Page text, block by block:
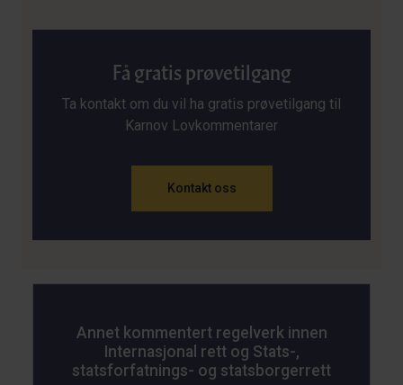
Få gratis prøvetilgang
Ta kontakt om du vil ha gratis prøvetilgang til
Karnov Lovkommentarer
Kontakt oss
Annet kommentert regelverk innen
Internasjonal rett og Stats-,
statsforfatnings- og statsborgerrett